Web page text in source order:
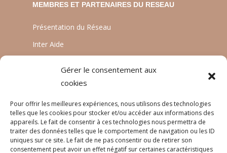
Gérer le consentement aux
cookies
Pour offrir les meilleures expériences, nous utilisons des technologies
telles que les cookies pour stocker et/ou accéder aux informations des
appareils. Le fait de consentir à ces technologies nous permettra de
traiter des données telles que le comportement de navigation ou les ID
uniques sur ce site. Le fait de ne pas consentir ou de retirer son
consentement peut avoir un effet négatif sur certaines caractéristiques
MEMBRES ET PARTENAIRES DU RESEAU
Présentation du Réseau
Inter Aide
Planète Enfants & Développement
LANGUES